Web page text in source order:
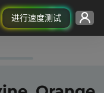
进行速度测试